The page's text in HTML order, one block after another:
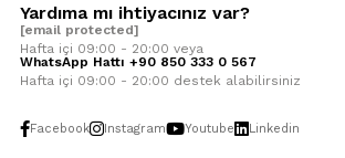
Yardıma mı ihtiyacınız var?
[email protected]
Hafta içi 09:00 - 20:00 veya
WhatsApp Hattı +90 850 333 0 567
Hafta içi 09:00 - 20:00 destek alabilirsiniz
Facebook Instagram Youtube Linkedin